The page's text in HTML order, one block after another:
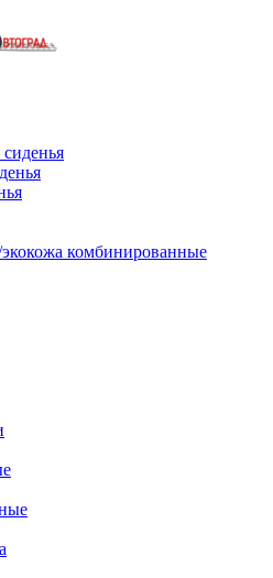
комбинированные